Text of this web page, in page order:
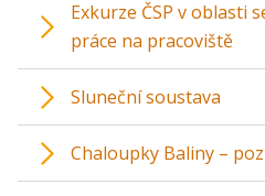
Exkurze ČSP v oblasti
práce na pracoviště
Sluneční soustava
Chaloupky Baliny –